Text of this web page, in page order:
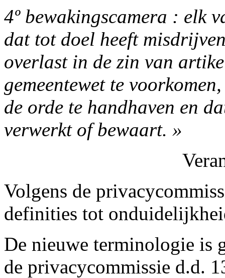
4º bewakingscamera : elk
dat tot doel heeft
overlast in de zin van
gemeentewet te
de orde te handhaven en
verwerkt of bewaart. »
Volgens de
definities tot
De nieuwe terminologie is
de privacycommissie d.d.